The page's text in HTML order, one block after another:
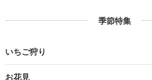
季節特集
いちご狩り
お花見